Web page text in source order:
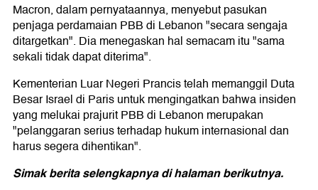
Macron, dalam pernyataannya, menyebut pasukan
penjaga perdamaian PBB di Lebanon "secara sengaja
ditargetkan". Dia menegaskan hal semacam itu "sama
sekali tidak dapat diterima".
Kementerian Luar Negeri Prancis telah memanggil Duta
Besar Israel di Paris untuk mengingatkan bahwa insiden
yang melukai prajurit PBB di Lebanon merupakan
"pelanggaran serius terhadap hukum internasional dan
harus segera dihentikan".
Simak berita selengkapnya di halaman berikutnya.